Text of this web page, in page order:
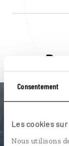
Consentement
Les cookies
Nous utilisons